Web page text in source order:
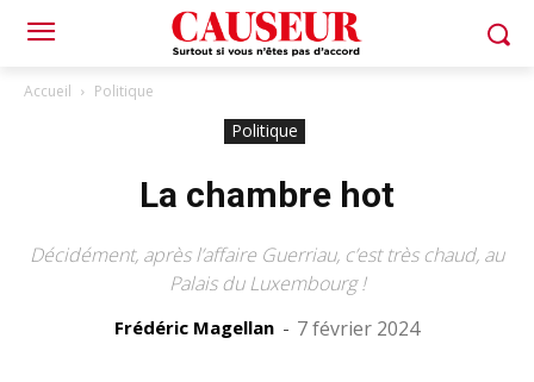
Accueil Politique
Politique
La chambre hot
Décidément, après l’affaire Guerriau, c’est très chaud, au
Palais du Luxembourg !
Frédéric Magellan - 7 février 2024